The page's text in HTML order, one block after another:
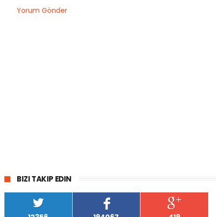
Yorum Gönder
BIZI TAKIP EDIN